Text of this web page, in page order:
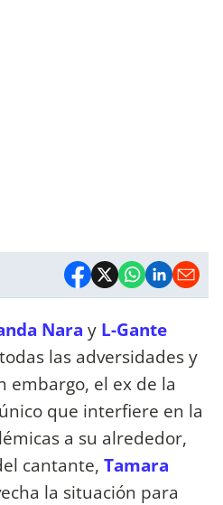
Nara y L-Gante
las adversidades y
embargo, el ex de la
que interfiere en la
a su alrededor,
cantante, Tamara
la situación para